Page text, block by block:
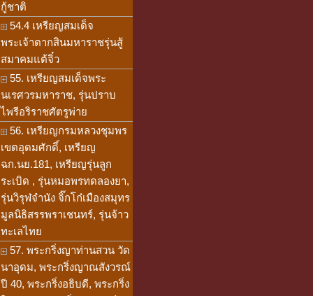
กู้ชาติ
54.4 เหรียญสมเด็จ
พระเจ้าตากสินมหาราชรุ่นสู้
สมาคมแต้จิ๋ว
55. เหรียญสมเด็จพระ
นเรศวรมหาราช, รุ่นปราบ
ไพรีอริราชศัตรูพ่าย
56. เหรียญกรมหลวงชุมพร
เขตอุดมศักดิ์, เหรียญ
ฉก.นย.181, เหรียญรุ่นลูก
ระเบิด , รุ่นหมอพรทดลองยา,
รุ่นวิรุฬจำนัง จิ๊กโก๋เมืองสมุทร
มูลนิธิสรรพราเชนทร์, รุ่นจ้าว
ทะเลไทย
57. พระกริ่งญาท่านสวน วัด
นาอุดม, พระกริ่งญาณสังวรณ์
ปี 40, พระกริ่งอธิบดี, พระกริ่ง